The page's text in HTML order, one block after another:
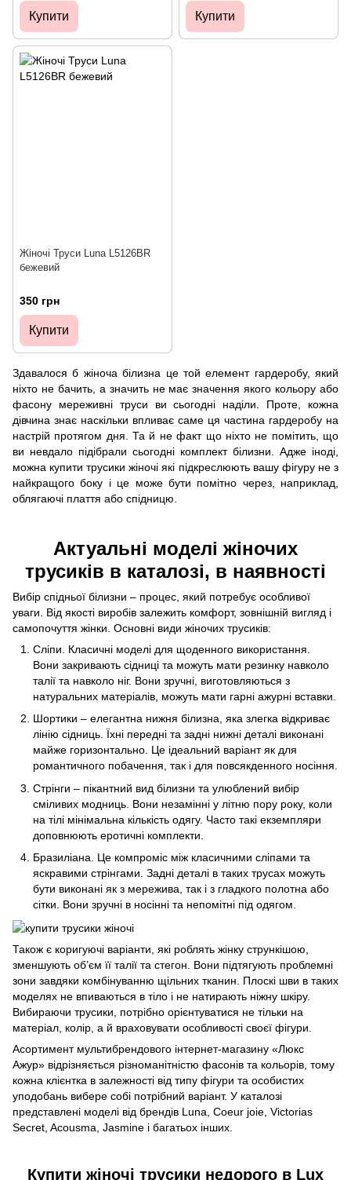
Купити Купити
Жіночі Труси Luna L5126BR
бежевий
350 грн
Купити
Здавалося б жіноча білизна це той елемент гардеробу, який
ніхто не бачить, а значить не має значення якого кольору або
фасону мереживні труси ви сьогодні наділи. Проте, кожна
дівчина знає наскільки впливає саме ця частина гардеробу на
настрій протягом дня. Та й не факт що ніхто не помітить, що
ви невдало підібрали сьогодні комплект білизни. Адже іноді,
можна купити трусики жіночі які підкреслюють вашу фігуру не з
найкращого боку і це може бути помітно через, наприклад,
облягаючі плаття або спідницю.
Актуальні моделі жіночих
трусиків в каталозі, в наявності
Вибір спідньої білизни – процес, який потребує особливої
уваги. Від якості виробів залежить комфорт, зовнішній вигляд і
самопочуття жінки. Основні види жіночих трусиків:
Сліпи. Класичні моделі для щоденного використання.
Вони закривають сідниці та можуть мати резинку навколо
талії та навколо ніг. Вони зручні, виготовляються з
натуральних матеріалів, можуть мати гарні ажурні вставки.
Шортики – елегантна нижня білизна, яка злегка відкриває
лінію сідниць. Їхні передні та задні нижні деталі виконані
майже горизонтально. Це ідеальний варіант як для
романтичного побачення, так і для повсякденного носіння.
Стрінги – пікантний вид білизни та улюблений вибір
сміливих модниць. Вони незамінні у літню пору року, коли
на тілі мінімальна кількість одягу. Часто такі екземпляри
доповнюють еротичні комплекти.
Бразиліана. Це компроміс між класичними сліпами та
яскравими стрінгами. Задні деталі в таких трусах можуть
бути виконані як з мережива, так і з гладкого полотна або
сітки. Вони зручні в носінні та непомітні під одягом.
Також є коригуючі варіанти, які роблять жінку стрункішою,
зменшують об’єм її талії та стегон. Вони підтягують проблемні
зони завдяки комбінуванню щільних тканин. Плоскі шви в таких
моделях не впиваються в тіло і не натирають ніжну шкіру.
Вибираючи трусики, потрібно орієнтуватися не тільки на
матеріал, колір, а й враховувати особливості своєї фігури.
Асортимент мультибрендового інтернет-магазину «Люкс
Ажур» відрізняється різноманітністю фасонів та кольорів, тому
кожна клієнтка в залежності від типу фігури та особистих
уподобань вибере собі потрібний варіант. У каталозі
представлені моделі від брендів Luna, Coeur joie, Victorias
Secret, Acousma, Jasmine і багатьох інших.
Купити жіночі трусики недорого в Lux